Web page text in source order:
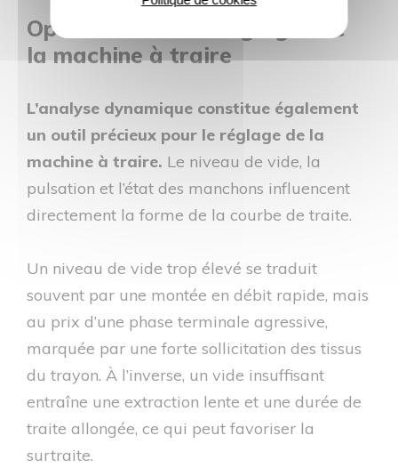
Optimisation des réglages de
la machine à traire
L’analyse dynamique constitue également
un outil précieux pour le réglage de la
machine à traire. Le niveau de vide, la
pulsation et l’état des manchons influencent
directement la forme de la courbe de traite.
Un niveau de vide trop élevé se traduit
souvent par une montée en débit rapide, mais
au prix d’une phase terminale agressive,
marquée par une forte sollicitation des tissus
du trayon. À l’inverse, un vide insuffisant
entraîne une extraction lente et une durée de
traite allongée, ce qui peut favoriser la
surtraite.